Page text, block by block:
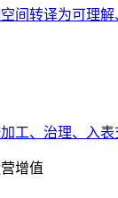
间转译为可理解
工、治理、入表
增值